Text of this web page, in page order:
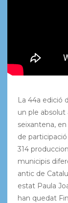
La 44a edició
un ple absolut
seixantena,
de
314
municipis
antic de
estat Paula
han quedat